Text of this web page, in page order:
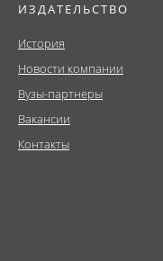
ИЗДАТЕЛЬСТВО
История
Новости компании
Вузы-партнеры
Вакансии
Контакты